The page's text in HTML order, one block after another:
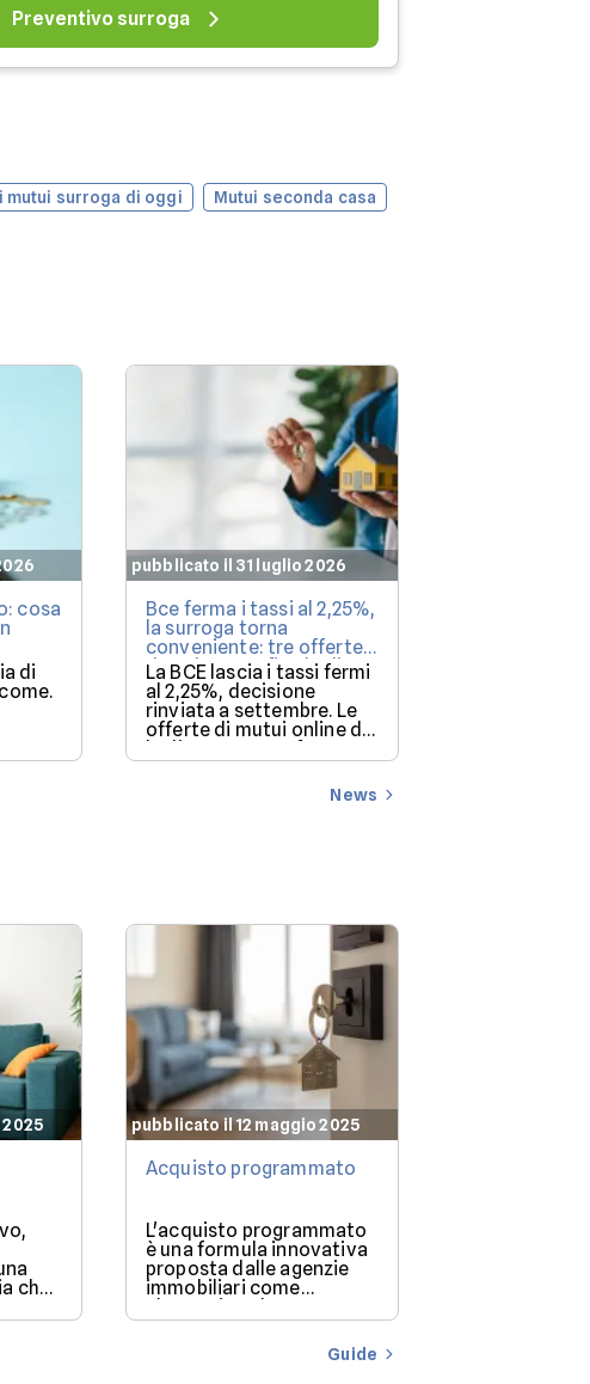
Preventivo surroga
mutui surroga di oggi
Mutui seconda casa
cosa
di
pubblicato il 31 luglio 2026
Bce ferma i tassi al 2,25%,
la surroga torna
conveniente: tre offerte
da valutare a fine luglio
La BCE lascia i tassi fermi
al 2,25%, decisione
rinviata a settembre. Le
offerte di mutui online di
luglio 2026 a confronto su
mutui.it, per un
News
che
pubblicato il 12 maggio 2025
Acquisto programmato
L'acquisto programmato
è una formula innovativa
proposta dalle agenzie
immobiliari come
alternativa al mutuo
tradizionale.
Guide